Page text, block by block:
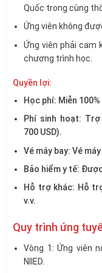
Quốc trong cùng
Ứng viên không
Ứng viên phải cam
chương trình học.
Quyền lợi:
Học phí: Miễn
Phí sinh hoạt: Trợ
700 USD).
Vé máy bay: Vé
Bảo hiểm y tế:
Hỗ trợ khác: Hỗ
v.v.
Quy trình ứng
Vòng 1: Ứng viên
NIIED.